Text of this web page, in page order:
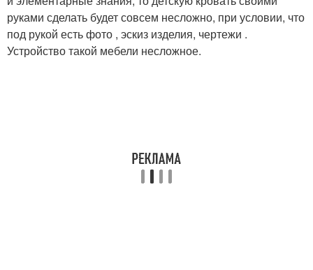
руками сделать будет совсем несложно, при условии, что
под рукой есть фото , эскиз изделия, чертежи .
Устройство такой мебели несложное.